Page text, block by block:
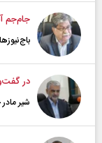
جام‌جم
در
شیر